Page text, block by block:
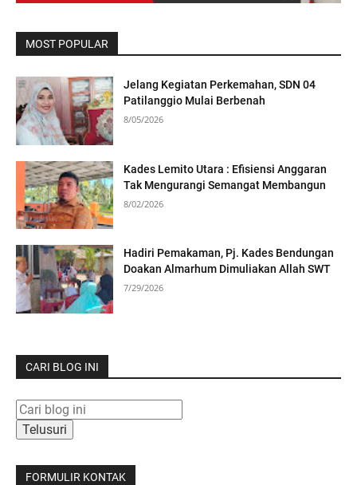
MOST POPULAR
Jelang Kegiatan Perkemahan, SDN 04
Patilanggio Mulai Berbenah
8/05/2026
Kades Lemito Utara : Efisiensi Anggaran
Tak Mengurangi Semangat Membangun
8/02/2026
Hadiri Pemakaman, Pj. Kades Bendungan
Doakan Almarhum Dimuliakan Allah SWT
7/29/2026
CARI BLOG INI
FORMULIR KONTAK